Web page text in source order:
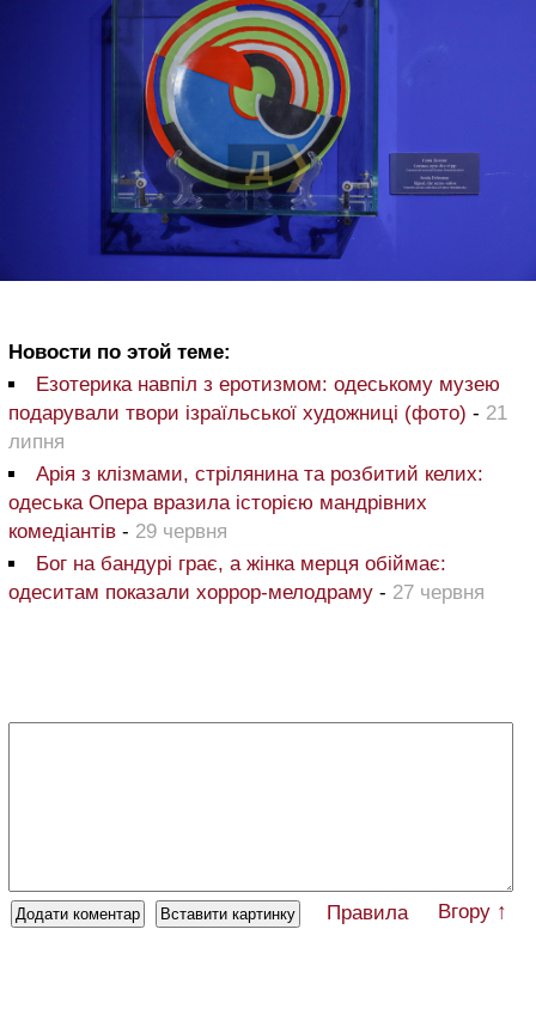
Новости по этой теме:
Езотерика навпіл з еротизмом: одеському музею
подарували твори ізраїльської художниці (фото) - 21
липня
Арія з клізмами, стрілянина та розбитий келих:
одеська Опера вразила історією мандрівних
комедіантів - 29 червня
Бог на бандурі грає, а жінка мерця обіймає:
одеситам показали хоррор-мелодраму - 27 червня
Правила Вгору ↑